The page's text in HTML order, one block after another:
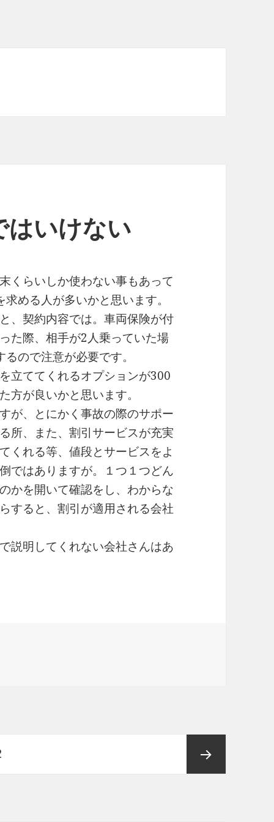
はいけない
くらいしか使わない事もあって
める人が多いかと思います。
、契約内容では。車両保険が付
た際、相手が2人乗っていた場
ので注意が必要です。
立ててくれるオプションが300
方が良いかと思います。
が、とにかく事故の際のサポー
所、また、割引サービスが充実
くれる等、値段とサービスをよ
ではありますが。１つ１つどん
かを開いて確認をし、わからな
すると、割引が適用される会社
説明してくれない会社さんはあ